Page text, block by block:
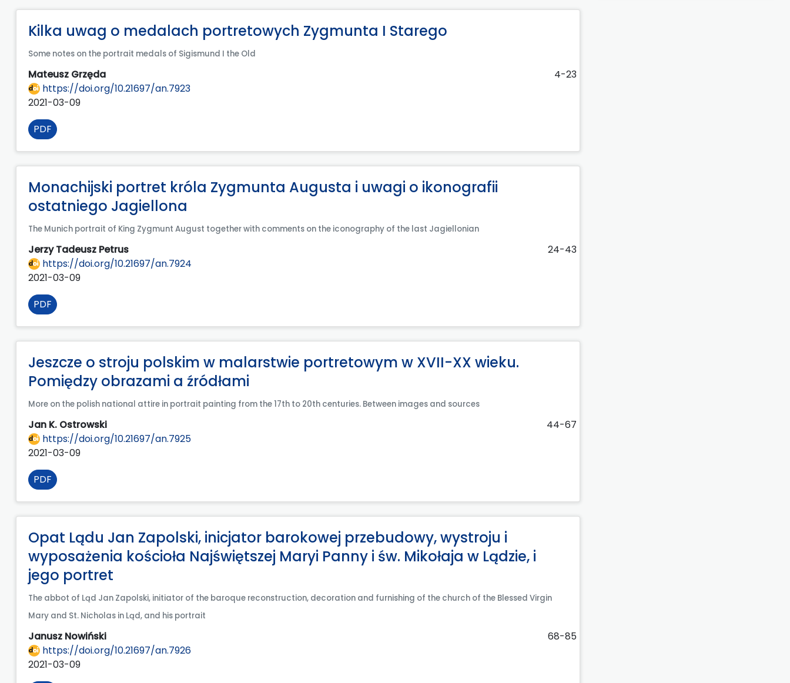
Kilka uwag o medalach portretowych Zygmunta I Starego
Some notes on the portrait medals of Sigismund I the Old
Mateusz Grzęda
4-23
https://doi.org/10.21697/an.7923
2021-03-09
PDF
Monachijski portret króla Zygmunta Augusta i uwagi o ikonografii
ostatniego Jagiellona
The Munich portrait of King Zygmunt August together with comments on the iconography of the last Jagiellonian
Jerzy Tadeusz Petrus
24-43
https://doi.org/10.21697/an.7924
2021-03-09
PDF
Jeszcze o stroju polskim w malarstwie portretowym w XVII-XX wieku.
Pomiędzy obrazami a źródłami
More on the polish national attire in portrait painting from the 17th to 20th centuries. Between images and sources
Jan K. Ostrowski
44-67
https://doi.org/10.21697/an.7925
2021-03-09
PDF
Opat Lądu Jan Zapolski, inicjator barokowej przebudowy, wystroju i
wyposażenia kościoła Najświętszej Maryi Panny i św. Mikołaja w Lądzie, i
jego portret
The abbot of Ląd Jan Zapolski, initiator of the baroque reconstruction, decoration and furnishing of the church of the Blessed Virgin
Mary and St. Nicholas in Ląd, and his portrait
Janusz Nowiński
68-85
https://doi.org/10.21697/an.7926
2021-03-09